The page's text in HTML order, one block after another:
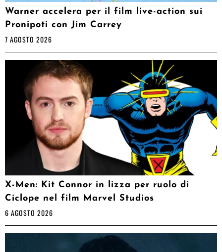
Warner accelera per il film live-action sui
Pronipoti con Jim Carrey
7 AGOSTO 2026
X-Men: Kit Connor in lizza per ruolo di
Ciclope nel film Marvel Studios
6 AGOSTO 2026